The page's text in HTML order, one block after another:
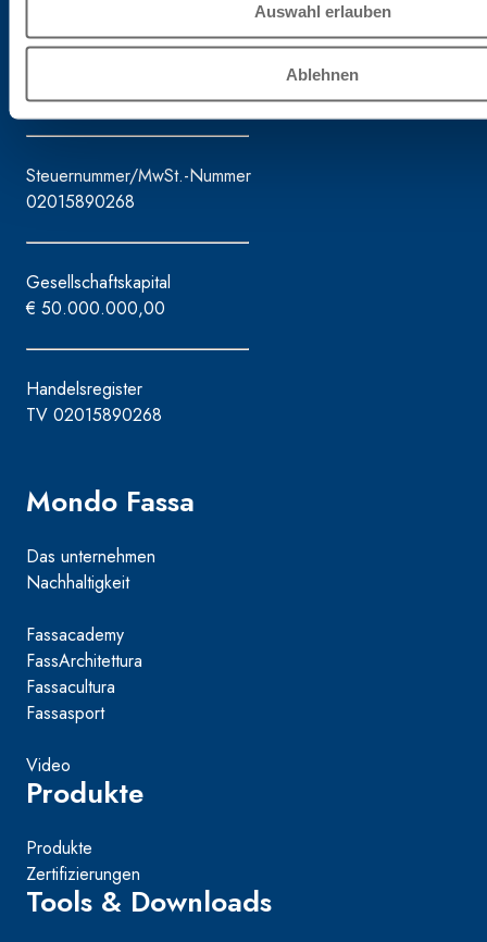
Auswahl erlauben
Ablehnen
Fax +39.0422.887509
Unterstützung bei der Ausrüstung - 800353637
Steuernummer/MwSt.-Nummer
02015890268
Gesellschaftskapital
€ 50.000.000,00
Handelsregister
TV 02015890268
Mondo Fassa
Das unternehmen
Nachhaltigkeit
Fassacademy
FassArchitettura
Fassacultura
Fassasport
Video
Produkte
Produkte
Zertifizierungen
Tools & Downloads